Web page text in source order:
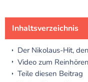
Inhaltsverzeichnis
Der Nikolaus-Hit,
Video zum
Teile diesen Beitrag